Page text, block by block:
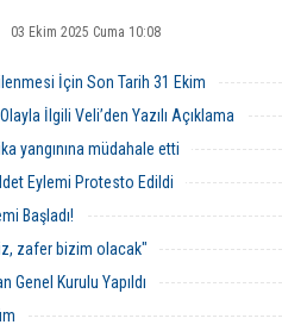
03 Ekim 2025 Cuma 10:08
İçin Son Tarih 31 Ekim
İlgili Veli’den Yazılı Açıklama
yangınına müdahale etti
Eylemi Protesto Edildi
Başladı!
zafer bizim olacak"
Genel Kurulu Yapıldı